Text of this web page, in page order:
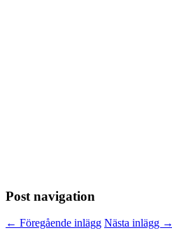
Post navigation
← Föregående inlägg Nästa inlägg →